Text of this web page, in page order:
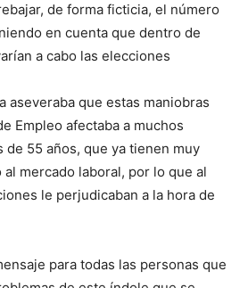
de forma ficticia, el número
en cuenta que dentro de
a cabo las elecciones
aseveraba que estas maniobras
Empleo afectaba a muchos
de 55 años, que ya tienen muy
mercado laboral, por lo que al
le perjudicaban a la hora de
para todas las personas que